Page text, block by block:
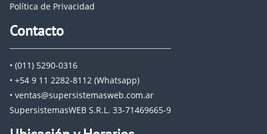
Política de Privacidad
Contacto
• (011) 5290-0316
• +54 9 11 2282-8112 (Whatsapp)
• ventas@supersistemasweb.com.ar
SupersistemasWEB S.R.L. 33-71469665-9